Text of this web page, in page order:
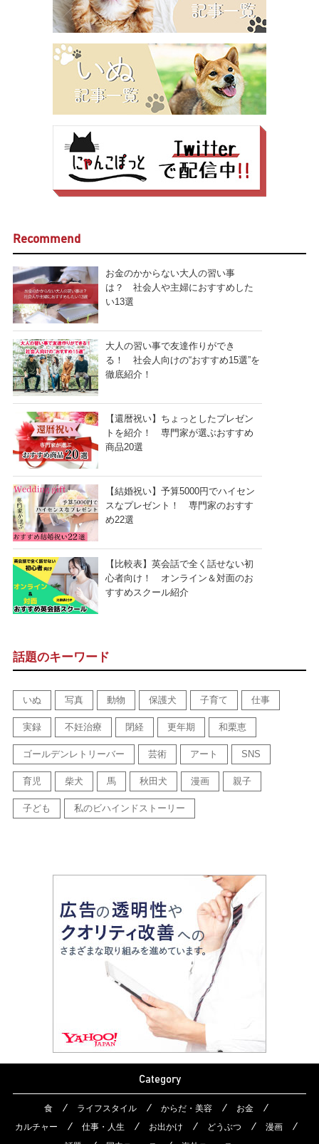
Recommend
お金のかからない大人の習い事
は？ 社会人や主婦におすすめした
い13選
大人の習い事で友達作りができ
る！ 社会人向けの“おすすめ15選”を
徹底紹介！
【還暦祝い】ちょっとしたプレゼン
トを紹介！ 専門家が選ぶおすすめ
商品20選
【結婚祝い】予算5000円でハイセン
スなプレゼント！ 専門家のおすす
め22選
【比較表】英会話で全く話せない初
心者向け！ オンライン＆対面のお
すすめスクール紹介
話題のキーワード
いぬ 写真 動物 保護犬 子育て 仕事
実録 不妊治療 閉経 更年期 和栗恵
ゴールデンレトリーバー 芸術 アート SNS
育児 柴犬 馬 秋田犬 漫画 親子
子ども 私のビハインドストーリー
Category
食 ライフスタイル からだ・美容
お金
カルチャー
仕事・人生 お出かけ どうぶつ
漫画